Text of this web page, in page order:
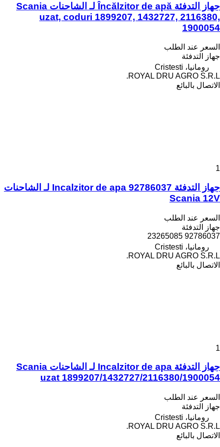
جهاز التدفئة Încălzitor de apă لـ الشاحنات Scania
uzat, coduri 1899207, 1432727, 2116380,
1900054
السعر عند الطلب
جهاز التدفئة
رومانيا، Cristesti
ROYAL DRU AGRO S.R.L.
الاتصال بالبائع
1
جهاز التدفئة Incalzitor de apa 92786037 لـ الشاحنات
Scania 12V
السعر عند الطلب
جهاز التدفئة
92786037 23265085
رومانيا، Cristesti
ROYAL DRU AGRO S.R.L.
الاتصال بالبائع
1
جهاز التدفئة Incalzitor de apa لـ الشاحنات Scania
uzat 1899207/1432727/2116380/1900054
السعر عند الطلب
جهاز التدفئة
رومانيا، Cristesti
ROYAL DRU AGRO S.R.L.
الاتصال بالبائع